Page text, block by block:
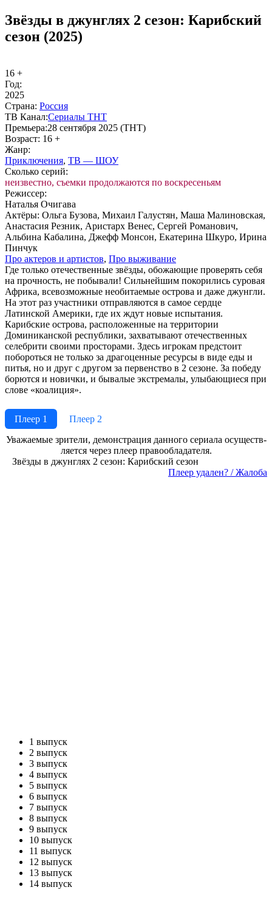
Звёзды в джунглях 2 сезон: Карибский
сезон (2025)
16 +
Год:
2025
Стра­на: Рос­сия
ТВ Ка­нал:Се­риа­лы ТНТ
Пре­мье­ра:28 сентября 2025 (ТНТ)
Воз­раст: 16 +
Жанр:
При­клю­че­ния, ТВ — ШОУ
Сколь­ко се­рий:
неизвестно, съемки продолжаются по воскресеньям
Ре­жис­сер:
Наталья Очигава
Ак­тё­ры: Ольга Бузова, Михаил Галустян, Маша Малиновская,
Анастасия Резник, Аристарх Венес, Сергей Романович,
Альбина Кабалина, Джефф Монсон, Екатерина Шкуро, Ирина
Пинчук
Про ак­те­ров и ар­ти­стов, Про вы­жи­ва­ние
Где только отечественные звёзды, обожающие проверять себя
на прочность, не побывали! Сильнейшим покорились суровая
Африка, всевозможные необитаемые острова и даже джунгли.
На этот раз участники отправляются в самое сердце
Латинской Америки, где их ждут новые испытания.
Карибские острова, расположенные на территории
Доминиканской республики, захватывают отечественных
селебрити своими просторами. Здесь игрокам предстоит
побороться не только за драгоценные ресурсы в виде еды и
питья, но и друг с другом за первенство в 2 сезоне. За победу
борются и новички, и бывалые экстремалы, улыбающиеся при
слове «коалиция».
Плеер 1
Плеер 2
Ува­жае­мые зри­те­ли, де­мон­ст­ра­ция дан­но­го се­риа­ла осу­ще­ст­в­
ля­ет­ся че­рез пле­ер пра­во­об­ла­да­те­ля.
Звёзды в джунглях 2 сезон: Карибский сезон
Пле­ер уда­лен? / Жа­ло­ба
1 выпуск
2 выпуск
3 выпуск
4 выпуск
5 выпуск
6 выпуск
7 выпуск
8 выпуск
9 выпуск
10 выпуск
11 выпуск
12 выпуск
13 выпуск
14 выпуск